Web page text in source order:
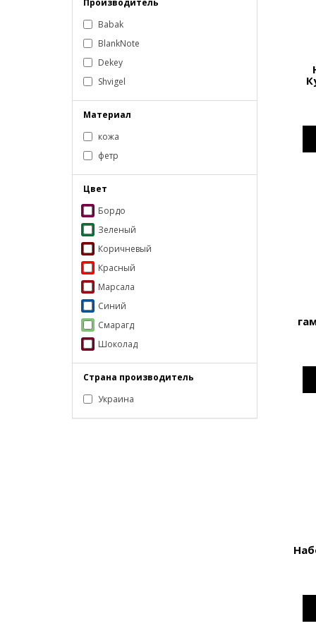
Производитель
Babak
BlankNote
Dekey
Shvigel
Материал
кожа
фетр
Цвет
Бордо
Зеленый
Коричневый
Красный
Марсала
Синий
Смарагд
Шоколад
Страна производитель
Украина